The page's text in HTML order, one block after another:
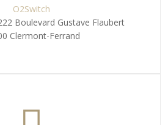
O2Switch
Boulevard Gustave Flaubert
Clermont-Ferrand